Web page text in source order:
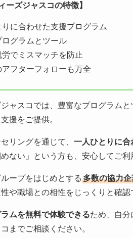
ーズジャスコの特徴】
に合わせた支援プログラム
ログラムとツール
労でミスマッチを防止
アフターフォローも万全
ャスコでは、豊富なプログラム
援をご提供。
リングを通じて、 一人ひとりに合
ない」という方も、安心してご利
ープをはじめとする 多数の協力
や職場との相性をじっくりと確認
ムを無料で体験できるため、自分
までご相談ください。